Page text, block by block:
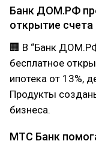
Банк ДОМ.‌РФ
открытие счета
🏢 В “Банк
бесплатное
ипотека от 13%,
Продукты
бизнеса.
МТС Банк